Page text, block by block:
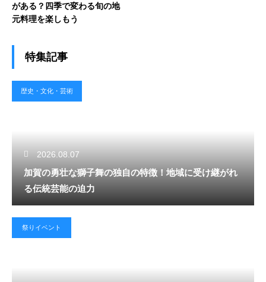
がある？四季で変わる旬の地
元料理を楽しもう
特集記事
歴史・文化・芸術
2026.08.07
加賀の勇壮な獅子舞の独自の特徴！地域に受け継がれ
る伝統芸能の迫力
祭りイベント